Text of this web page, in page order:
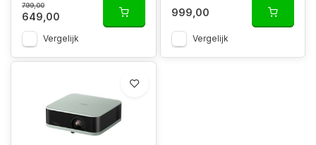
799,00
649,00
Vergelijk
999,00
Vergelijk